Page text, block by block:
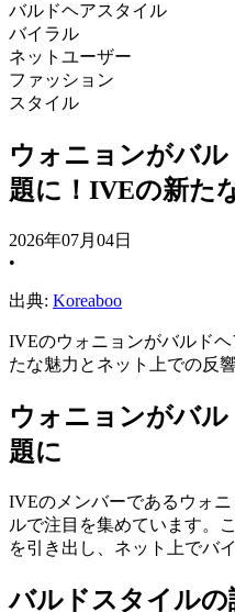
バルドヘアスタイル
バイラル
ネットユーザー
ファッション
スタイル
ウォニョンがバ
題に！IVEの新た
2026年07月04日
•
出典: Koreaboo
IVEのウォニョンがバルド
たな魅力とネット上での反
ウォニョンがバ
題に
IVEのメンバーであるウォ
ルで注目を集めています。
を引き出し、ネット上でバ
バルドスタイルの